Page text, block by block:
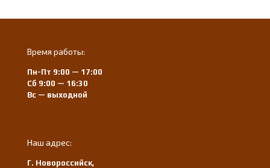
Время работы:
Пн-Пт 9:00 — 17:00
Сб 9:00 — 16:30
Вс — выходной
Наш адрес:
Г. Новороссийск,